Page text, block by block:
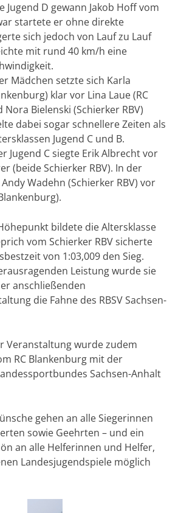
Jugend D gewann Jakob Hoff vom
startete er ohne direkte
sich jedoch von Lauf zu Lauf
mit rund 40 km/h eine
Mädchen setzte sich Karla
klar vor Lina Laue (RC
Bielenski (Schierker RBV)
dabei sogar schnellere Zeiten als
Jugend C und B.
Jugend C siegte Erik Albrecht vor
(beide Schierker RBV). In der
Wadehn (Schierker RBV) vor
bildete die Altersklasse
vom Schierker RBV sicherte
von 1:03,009 den Sieg.
Leistung wurde sie
anschließenden
die Fahne des RBSV Sachsen-
Veranstaltung wurde zudem
RC Blankenburg mit der
Sachsen-Anhalt
gehen an alle Siegerinnen
sowie Geehrten – und ein
an alle Helferinnen und Helfer,
Landesjugendspiele möglich